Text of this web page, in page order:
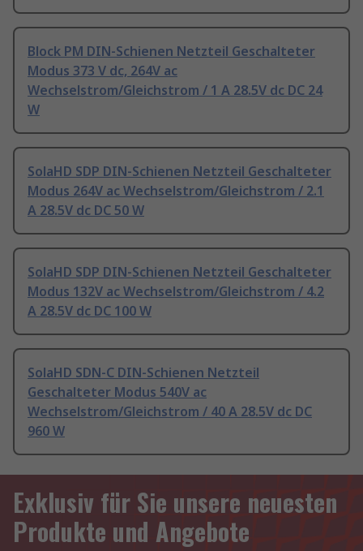
Block PM DIN-Schienen Netzteil Geschalteter
Modus 373 V dc, 264V ac
Wechselstrom/Gleichstrom / 1 A 28.5V dc DC 24
W
SolaHD SDP DIN-Schienen Netzteil Geschalteter
Modus 264V ac Wechselstrom/Gleichstrom / 2.1
A 28.5V dc DC 50 W
SolaHD SDP DIN-Schienen Netzteil Geschalteter
Modus 132V ac Wechselstrom/Gleichstrom / 4.2
A 28.5V dc DC 100 W
SolaHD SDN-C DIN-Schienen Netzteil
Geschalteter Modus 540V ac
Wechselstrom/Gleichstrom / 40 A 28.5V dc DC
960 W
Exklusiv für Sie unsere neuesten
Produkte und Angebote